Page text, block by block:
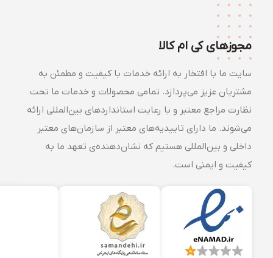
مجوزهای کی ام کالا
سایت ما با افتخار به ارائه خدمات با کیفیت و مطمئن به
مشتریان عزیز می‌پردازد. تمامی محصولات و خدمات ما تحت
نظارت مراجع معتبر و با رعایت استانداردهای بین‌المللی ارائه
می‌شوند. ما دارای تاییدیه‌های معتبر از سازمان‌های معتبر
داخلی و بین‌المللی هستیم که نشان‌دهنده‌ی تعهد ما به
کیفیت و ایمنی است.